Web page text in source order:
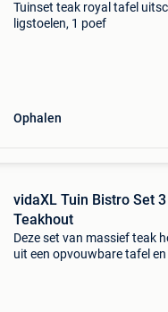
Tuinset teak royal tafel
ligstoelen, 1 poef
Ophalen
vidaXL Tuin Bistro Set
Teakhout
Deze set van massief teak
uit een opvouwbare tafel